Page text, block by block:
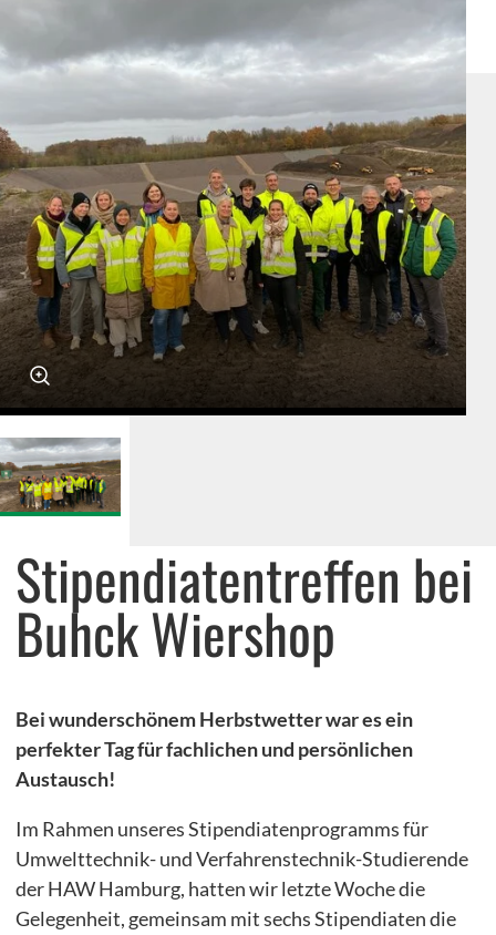
Stipendiatenprogramm
Draußenschule
greenKIDS Neuengamme
NaturEntdecker
Recycling-Lab
Lernwerkstatt der Wildtiere
Lernort Gut Wulfsdorf
Energie- und Klimapioniere mit myClimate
Bei Fragen rufen Sie uns gerne unter 040/72 00 00 72 an.
Stipendiatentreffen bei
Buhck Wiershop
Bei wunderschönem Herbstwetter war es ein
perfekter Tag für fachlichen und persönlichen
Austausch!
Im Rahmen unseres Stipendiatenprogramms für
Umwelttechnik- und Verfahrenstechnik-Studierende
der HAW Hamburg, hatten wir letzte Woche die
Gelegenheit, gemeinsam mit sechs Stipendiaten die